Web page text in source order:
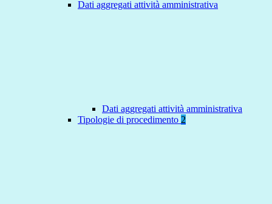
Dati aggregati attività amministrativa
Dati aggregati attività amministrativa
Tipologie di procedimento 2